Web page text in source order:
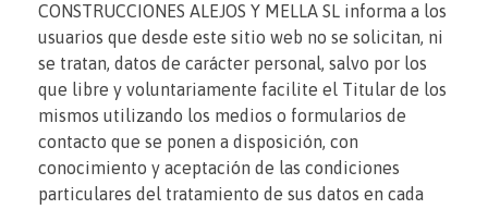
CONSTRUCCIONES ALEJOS Y MELLA SL informa a los
usuarios que desde este sitio web no se solicitan, ni
se tratan, datos de carácter personal, salvo por los
que libre y voluntariamente facilite el Titular de los
mismos utilizando los medios o formularios de
contacto que se ponen a disposición, con
conocimiento y aceptación de las condiciones
particulares del tratamiento de sus datos en cada